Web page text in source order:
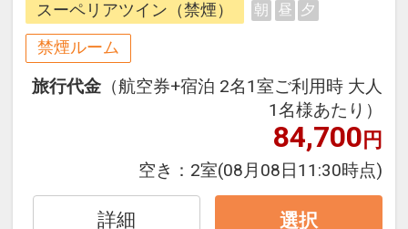
ら、一都市滞在はもちろん周遊旅行
にも最適！
旅行期間中の1泊だけの宿泊や延
泊・飛び泊なども自由自在です。
フライトは、安心のJAL（または
JALグループ）確約！フライトマイ
ル50%貯まります。
通・体験プランなどの追加（同時予
スーペリアツイン（禁煙） 朝 昼 夕
禁煙ルーム
旅行代金 （航空券+宿泊 2名1室ご利用時 大人
1名様あたり）
84,700円
空き： 2室(08月08日11:30時点)
詳細 選択